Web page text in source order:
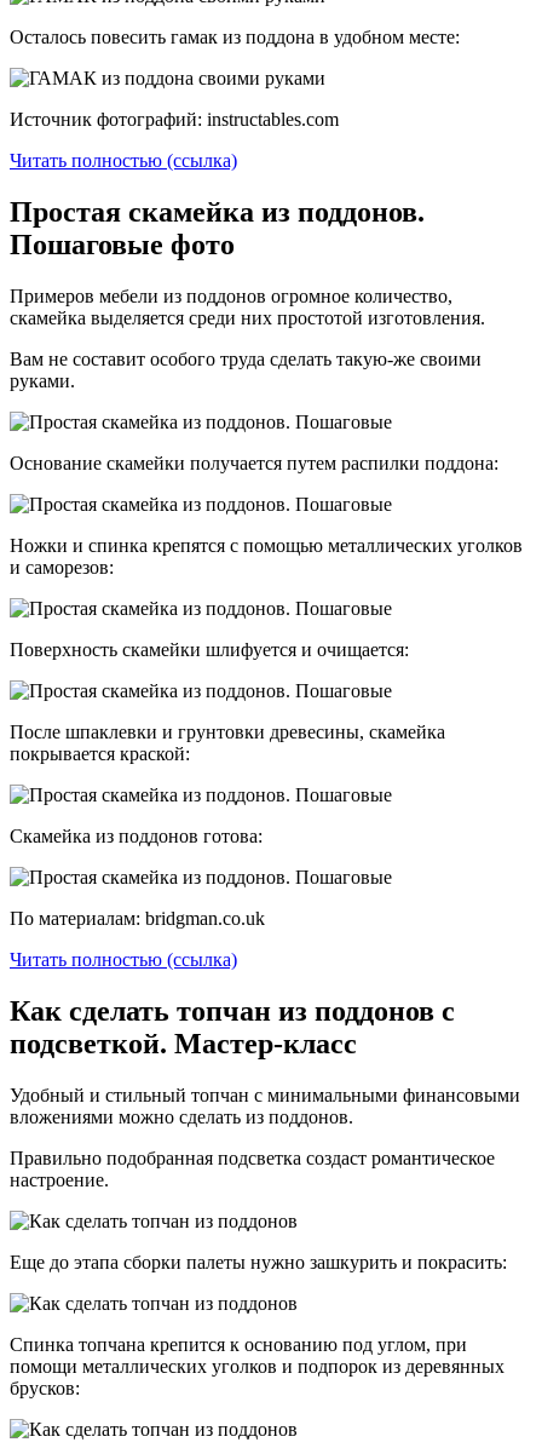
Осталось повесить гамак из поддона в удобном месте:
Источник фотографий: instructables.com
Читать полностью (ссылка)
Простая скамейка из поддонов.
Пошаговые фото
Примеров мебели из поддонов огромное количество,
скамейка выделяется среди них простотой изготовления.
Вам не составит особого труда сделать такую-же своими
руками.
Основание скамейки получается путем распилки поддона:
Ножки и спинка крепятся с помощью металлических уголков
и саморезов:
Поверхность скамейки шлифуется и очищается:
После шпаклевки и грунтовки древесины, скамейка
покрывается краской:
Скамейка из поддонов готова:
По материалам: bridgman.co.uk
Читать полностью (ссылка)
Как сделать топчан из поддонов с
подсветкой. Мастер-класс
Удобный и стильный топчан с минимальными финансовыми
вложениями можно сделать из поддонов.
Правильно подобранная подсветка создаст романтическое
настроение.
Еще до этапа сборки палеты нужно зашкурить и покрасить:
Спинка топчана крепится к основанию под углом, при
помощи металлических уголков и подпорок из деревянных
брусков: